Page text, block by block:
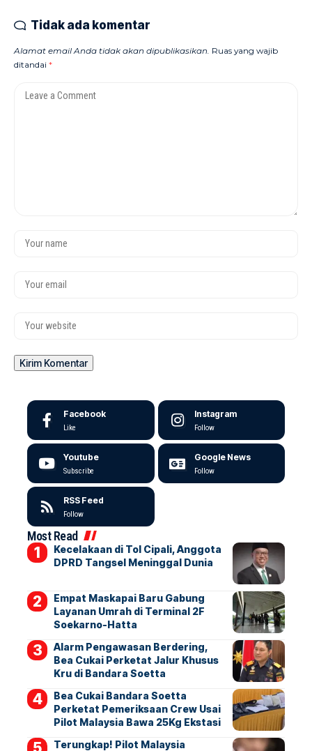
Tidak ada komentar
Alamat email Anda tidak akan dipublikasikan. Ruas yang wajib
ditandai *
Facebook
Like
Instagram
Follow
Youtube
Subscribe
Google News
Follow
RSS Feed
Follow
Most Read
Kecelakaan di Tol Cipali, Anggota
DPRD Tangsel Meninggal Dunia
Empat Maskapai Baru Gabung
Layanan Umrah di Terminal 2F
Soekarno-Hatta
Alarm Pengawasan Berdering,
Bea Cukai Perketat Jalur Khusus
Kru di Bandara Soetta
Bea Cukai Bandara Soetta
Perketat Pemeriksaan Crew Usai
Pilot Malaysia Bawa 25Kg Ekstasi
Terungkap! Pilot Malaysia